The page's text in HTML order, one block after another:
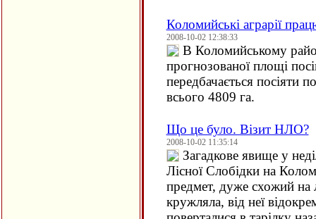
Коломийські аграрії
2008-10-02 12:38:33
В Коломийському
прогнозованої площі
передбачається посіяти
всього 4809 га.
Що це було. Візит НЛО?
2008-10-02 11:35:14
Загадкове явище у
Лісної Слобідки на
предмет, дуже схожий на
кружляла, від неї